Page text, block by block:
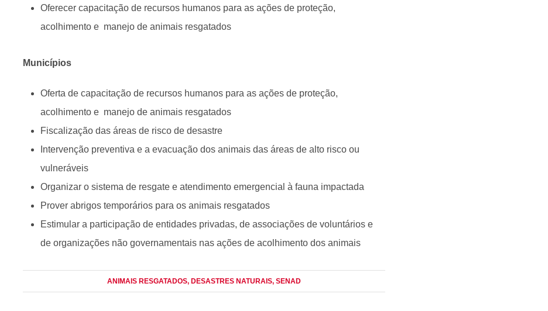
Oferecer capacitação de recursos humanos para as ações de proteção,
acolhimento e manejo de animais resgatados
Municípios
Oferta de capacitação de recursos humanos para as ações de proteção,
acolhimento e manejo de animais resgatados
Fiscalização das áreas de risco de desastre
Intervenção preventiva e a evacuação dos animais das áreas de alto risco ou
vulneráveis
Organizar o sistema de resgate e atendimento emergencial à fauna impactada
Prover abrigos temporários para os animais resgatados
Estimular a participação de entidades privadas, de associações de voluntários e
de organizações não governamentais nas ações de acolhimento dos animais
ANIMAIS RESGATADOS, DESASTRES NATURAIS, SENAD